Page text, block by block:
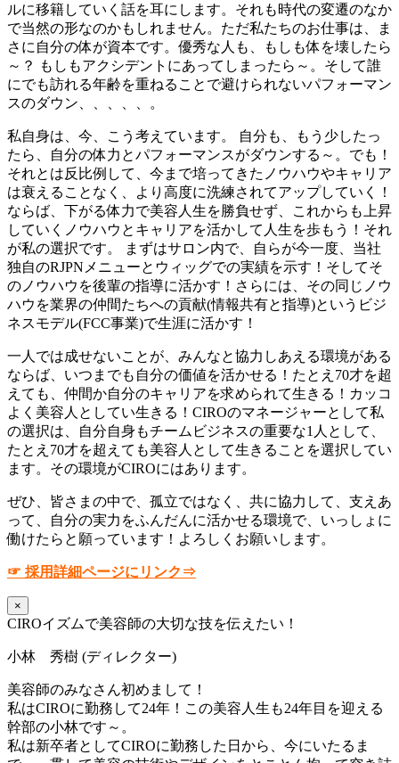
ルに移籍していく話を耳にします。それも時代の変遷のなか
で当然の形なのかもしれません。ただ私たちのお仕事は、ま
さに自分の体が資本です。優秀な人も、もしも体を壊したら
～？ もしもアクシデントにあってしまったら～。そして誰
にでも訪れる年齢を重ねることで避けられないパフォーマン
スのダウン、、、、、。
私自身は、今、こう考えています。 自分も、もう少したっ
たら、自分の体力とパフォーマンスがダウンする～。でも！
それとは反比例して、今まで培ってきたノウハウやキャリア
は衰えることなく、より高度に洗練されてアップしていく！
ならば、下がる体力で美容人生を勝負せず、これからも上昇
していくノウハウとキャリアを活かして人生を歩もう！それ
が私の選択です。 まずはサロン内で、自らが今一度、当社
独自のRJPNメニューとウィッグでの実績を示す！そしてそ
のノウハウを後輩の指導に活かす！さらには、その同じノウ
ハウを業界の仲間たちへの貢献(情報共有と指導)というビジ
ネスモデル(FCC事業)で生涯に活かす！
一人では成せないことが、みんなと協力しあえる環境がある
ならば、いつまでも自分の価値を活かせる！たとえ70才を超
えても、仲間か自分のキャリアを求められて生きる！カッコ
よく美容人としてい生きる！CIROのマネージャーとして私
の選択は、自分自身もチームビジネスの重要な1人として、
たとえ70才を超えても美容人として生きることを選択してい
ます。その環境がCIROにはあります。
ぜひ、皆さまの中で、孤立ではなく、共に協力して、支えあ
って、自分の実力をふんだんに活かせる環境で、いっしょに
働けたらと願っています！よろしくお願いします。
☞ 採用詳細ページにリンク⇒
×
CIROイズムで美容師の大切な技を伝えたい！
小林 秀樹 (ディレクター)
美容師のみなさん初めまして！
私はCIROに勤務して24年！この美容人生も24年目を迎える
幹部の小林です～。
私は新卒者としてCIROに勤務した日から、今にいたるま